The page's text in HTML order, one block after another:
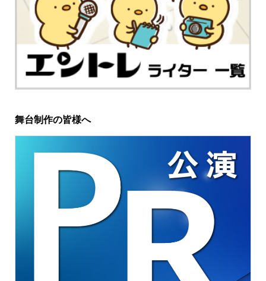
舞台制作の皆様へ